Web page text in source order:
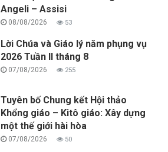
Angeli – Assisi
08/08/2026 53
Lời Chúa và Giáo lý năm phụng vụ
2026 Tuần II tháng 8
07/08/2026 255
Tuyên bố Chung kết Hội thảo
Khổng giáo – Kitô giáo: Xây dựng
một thế giới hài hòa
07/08/2026 50